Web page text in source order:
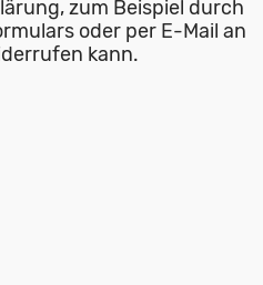
zum Beispiel durch
oder per E-Mail an
kann.